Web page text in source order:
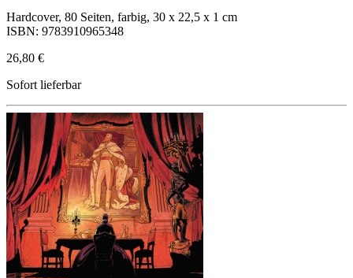
Hardcover, 80 Seiten, farbig, 30 x 22,5 x 1 cm
ISBN: 9783910965348
26,80 €
Sofort lieferbar